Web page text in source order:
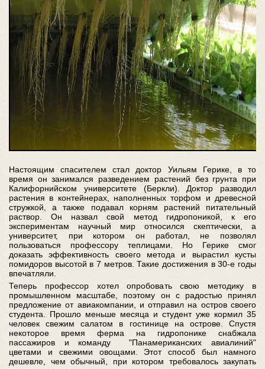
Настоящим спасителем стал доктор Уильям Герике, в то
время он занимался разведением растений без грунта при
Калифорнийском университете (Беркли). Доктор разводил
растения в контейнерах, наполненных торфом и древесной
стружкой, а также подавал корням растений питательный
раствор. Он назвал свой метод гидропоникой, к его
экспериментам научный мир относился скептически, а
университет, при котором он работал, не позволял
пользоваться профессору теплицами. Но Герике смог
доказать эффективность своего метода и вырастил кусты
помидоров высотой в 7 метров. Такие достижения в 30-е годы
впечатляли.
Теперь профессор хотел опробовать свою методику в
промышленном масштабе, поэтому он с радостью принял
предложение от авиакомпании, и отправил на остров своего
студента. Прошло меньше месяца и студент уже кормил 35
человек свежим салатом в гостинице на острове. Спустя
некоторое время ферма на гидропонике снабжала
пассажиров и команду "Панамериканских авиалиний"
цветами и свежими овощами. Этот способ был намного
дешевле, чем обычный, при котором требовалось закупать